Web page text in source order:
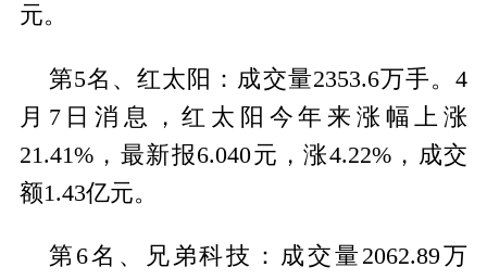
元。
第5名、红太阳：成交量2353.6万手。4
月7日消息，红太阳今年来涨幅上涨
21.41%，最新报6.040元，涨4.22%，成交
额1.43亿元。
第6名、兄弟科技：成交量2062.89万